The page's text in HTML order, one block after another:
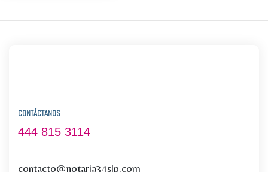
CONTÁCTANOS
444 815 3114
contacto@notaria34slp.com